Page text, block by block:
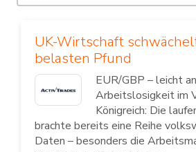
UK-Wirtschaft
belasten Pfund
EUR/GBP – leicht
Arbeitslosigkeit im
Königreich: Die
brachte bereits eine Reihe
Daten – besonders die